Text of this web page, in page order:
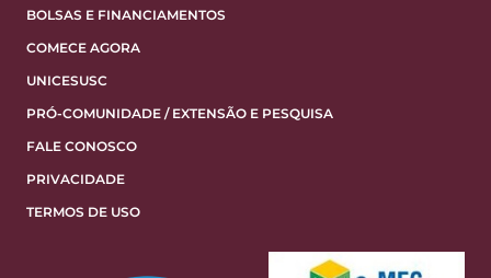
BOLSAS E FINANCIAMENTOS
COMECE AGORA
UNICESUSC
PRÓ-COMUNIDADE / EXTENSÃO E PESQUISA
FALE CONOSCO
PRIVACIDADE
TERMOS DE USO